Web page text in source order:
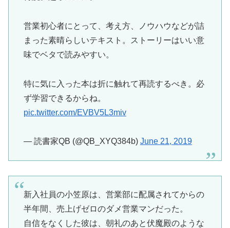
営業初心者にとって、考え方、ノウハウなどが詰
まった素晴らしいテキスト。ストーリーはいい意
味でベタで読みやすい。
特に気に入った本は折に触れて再読するべき。必
ず学習できるからね。
pic.twitter.com/EVBV5L3miv
— 読書家QB (@QB_XYQ384b) June 21, 2019
新入社員の小笠原は、営業部に配属されてからの
半年間、売上げゼロのダメ営業マンだった。
自信をなくした彼は、朝礼のあと伏魔殿のような